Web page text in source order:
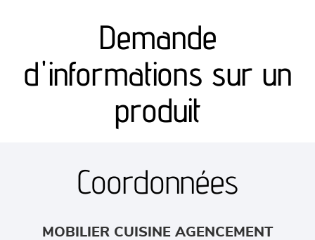
canapés et fauteuils
séjours
meubles de complément
chambres et dressing
Demande
d'informations sur un
produit
Coordonnées
MOBILIER CUISINE AGENCEMENT